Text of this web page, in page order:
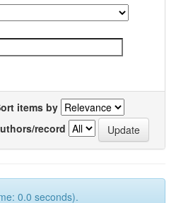
items by
record
0.0 seconds).